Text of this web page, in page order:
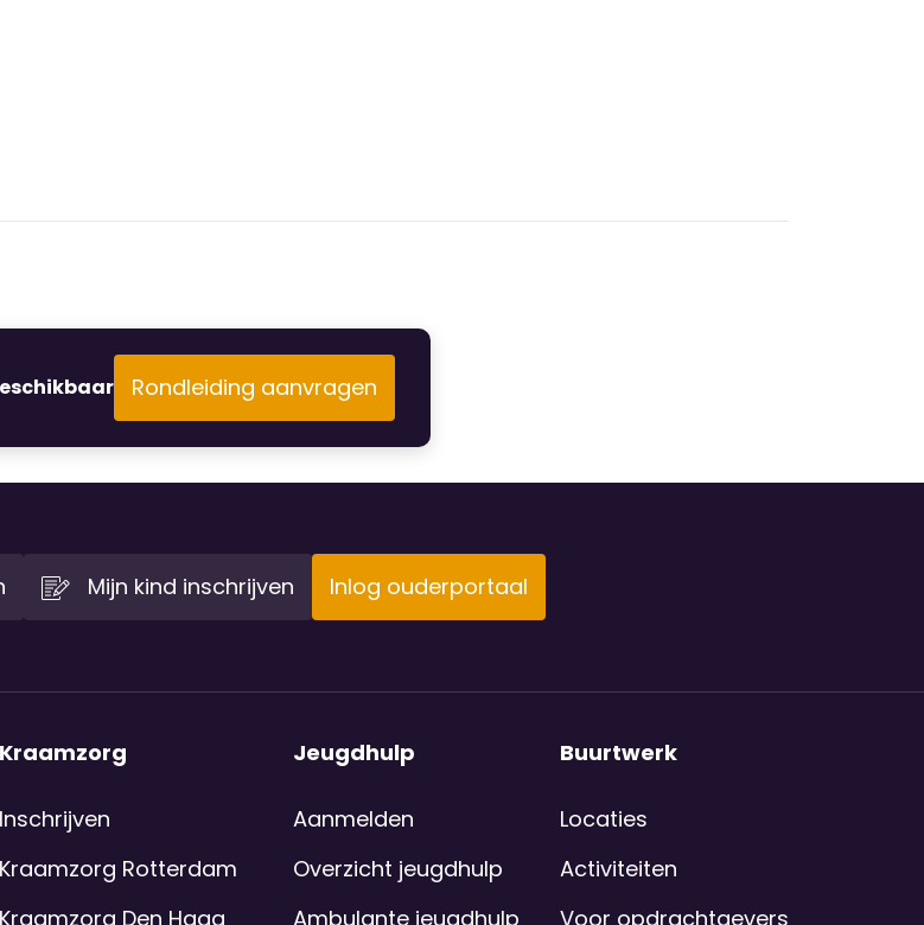
Rondleiding aanvragen
Mijn kind inschrijven Inlog ouderportaal
Kraamzorg
Inschrijven
Kraamzorg Rotterdam
Kraamzorg Den Haag
Jeugdhulp
Aanmelden
Overzicht jeugdhulp
Ambulante jeugdhulp
Buurtwerk
Locaties
Activiteiten
Voor opdrachtgevers